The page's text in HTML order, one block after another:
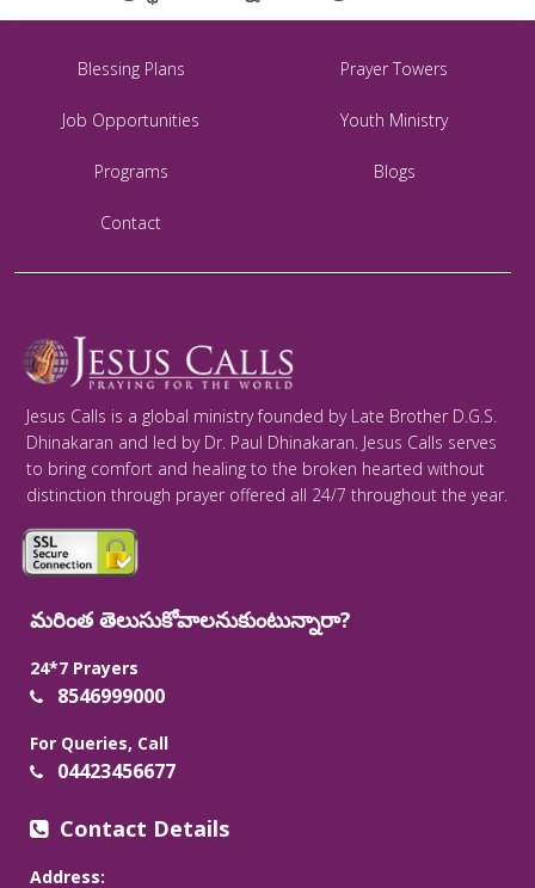
Blessing Plans Prayer Towers
Job Opportunities Youth Ministry
Programs Blogs
Contact
Jesus Calls is a global ministry founded by Late Brother D.G.S.
Dhinakaran and led by Dr. Paul Dhinakaran. Jesus Calls serves
to bring comfort and healing to the broken hearted without
distinction through prayer offered all 24/7 throughout the year.
మరింత తెలుసుకోవాలనుకుంటున్నారా?
24*7 Prayers
8546999000
For Queries, Call
04423456677
Contact Details
Address: